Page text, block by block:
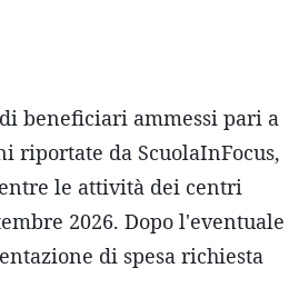
beneficiari ammessi pari a
riportate da ScuolaInFocus,
le attività dei centri
2026. Dopo l'eventuale
di spesa richiesta